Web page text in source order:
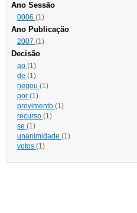
Ano Sessão
0006 (1)
Ano Publicação
2007 (1)
Decisão
ao (1)
de (1)
negou (1)
por (1)
provimento (1)
recurso (1)
se (1)
unanimidade (1)
votos (1)